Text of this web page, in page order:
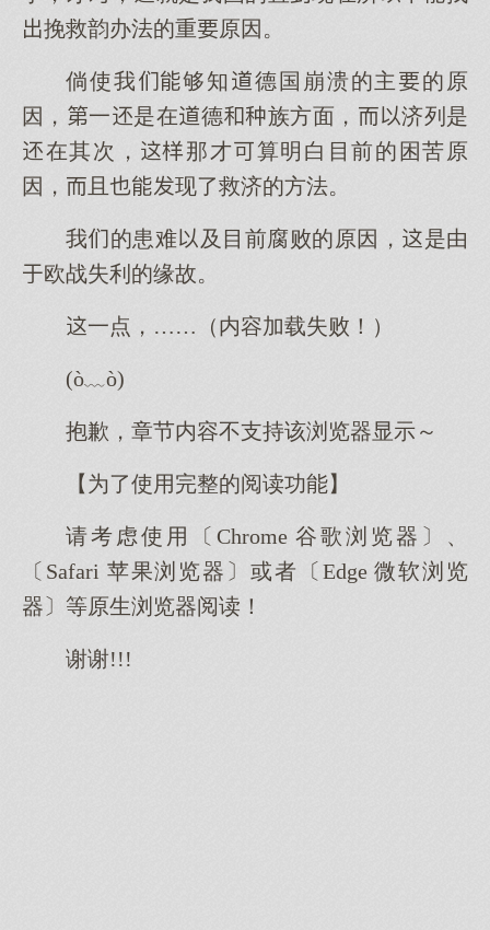
挽救韵办法的重原因。
倘使我够知德国崩溃的主的原
因，一是在德族方面，济列是
在其次，那才算明白目前的困苦原
因，且现了救济的方法。
我的患难及目前腐败的原因，是由
欧战失利的缘故。
一点，……（内容加载失败！）
(ò﹏ò)
抱歉，章节内容不支持该浏览器显示～
【为了使用完整的阅读功能】
请考虑使用〔Chrome 谷歌浏览器〕、
〔Safari 苹果浏览器〕或者〔Edge 微软浏览
器〕等原生浏览器阅读！
谢谢!!!